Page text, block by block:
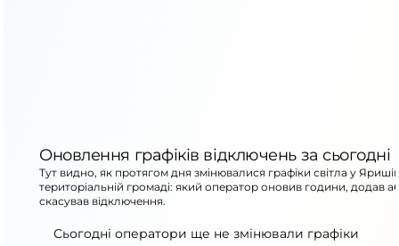
Оновлення графіків відключень за сьогодні
Тут видно, як протягом дня змінювалися графіки світла у
територіальній громаді: який оператор оновив години, додав
скасував відключення.
Сьогодні оператори ще не змінювали графіки